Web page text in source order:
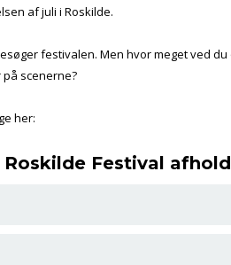
af juli i Roskilde.
festivalen. Men hvor meget ved
scenerne?
her:
Roskilde Festival